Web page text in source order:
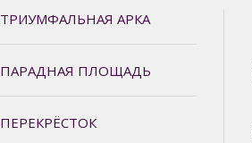
ТРИУМФАЛЬНАЯ АРКА
ПАРАДНАЯ ПЛОЩАДЬ
ПЕРЕКРЁСТОК